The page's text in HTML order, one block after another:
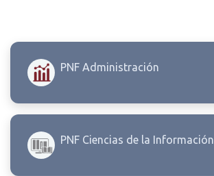
PNF Administración
PNF Ciencias de la Información